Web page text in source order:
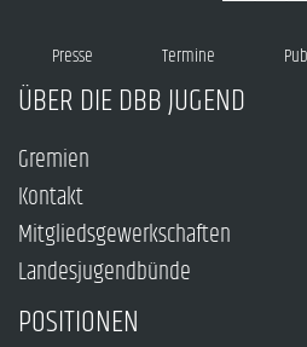
Presse Termine
ÜBER DIE DBB JUGEND
Gremien
Kontakt
Mitgliedsgewerkschaften
Landesjugendbünde
POSITIONEN